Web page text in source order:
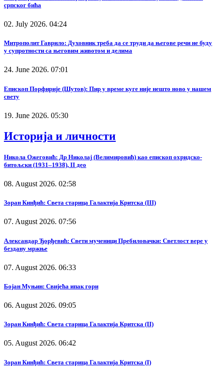
српског бића
02. July 2026. 04:24
Митрополит Гаврило: Духовник треба да се труди да његове речи не буду
у супротности са његовим животом и делима
24. June 2026. 07:01
Епископ Порфирије (Шутов): Пир у време куге није нешто ново у нашем
свету
19. June 2026. 05:30
Историја и личности
Никола Ожеговић: Др Николај (Велимировић) као епископ охридско-
битољски (1931–1938), II део
08. August 2026. 02:58
Зоран Кинђић: Света старица Галактија Критска (III)
07. August 2026. 07:56
Александар Ђорђевић: Свети мученици Пребиловачки: Светлост вере у
бездану мржње
07. August 2026. 06:33
Бојан Муњин: Свијећа ипак гори
06. August 2026. 09:05
Зоран Кинђић: Света старица Галактија Критска (II)
05. August 2026. 06:42
Зоран Кинђић: Света старица Галактија Критска (I)